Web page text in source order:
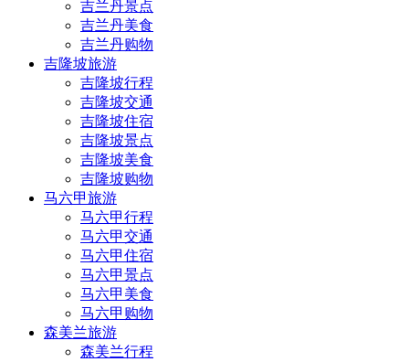
吉兰丹景点
吉兰丹美食
吉兰丹购物
吉隆坡旅游
吉隆坡行程
吉隆坡交通
吉隆坡住宿
吉隆坡景点
吉隆坡美食
吉隆坡购物
马六甲旅游
马六甲行程
马六甲交通
马六甲住宿
马六甲景点
马六甲美食
马六甲购物
森美兰旅游
森美兰行程